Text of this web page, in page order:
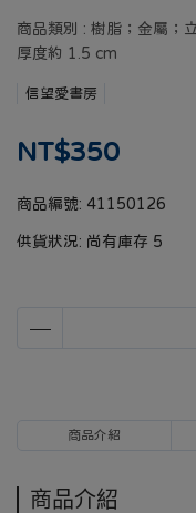
商品類別 : 樹脂；金屬
厚度約 1.5 cm
信望愛書房
NT$350
商品編號: 41150126
供貨狀況: 尚有庫存 5
商品介紹
商品介紹